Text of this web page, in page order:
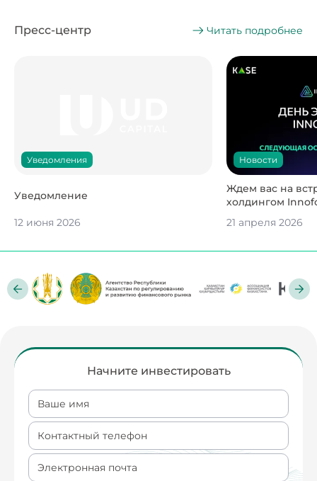
Пресс-центр Читать подробнее
Уведомления
Уведомление
12 июня 2026
Новости
Ждем вас на
холдингом
21 апреля 2026
Начните инвестировать
Ваше имя
Контактный телефон
Электронная почта